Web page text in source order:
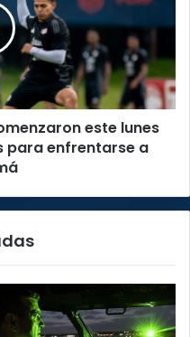
este lunes
para enfrentarse a